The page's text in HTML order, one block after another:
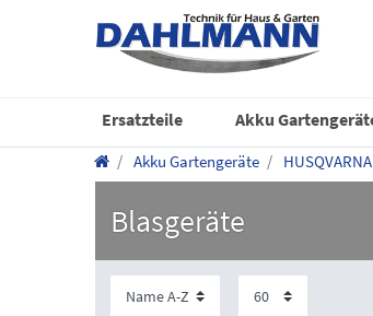
Ersatzteile Akku
Akku Gartengeräte HUSQVARNA
Blasgeräte